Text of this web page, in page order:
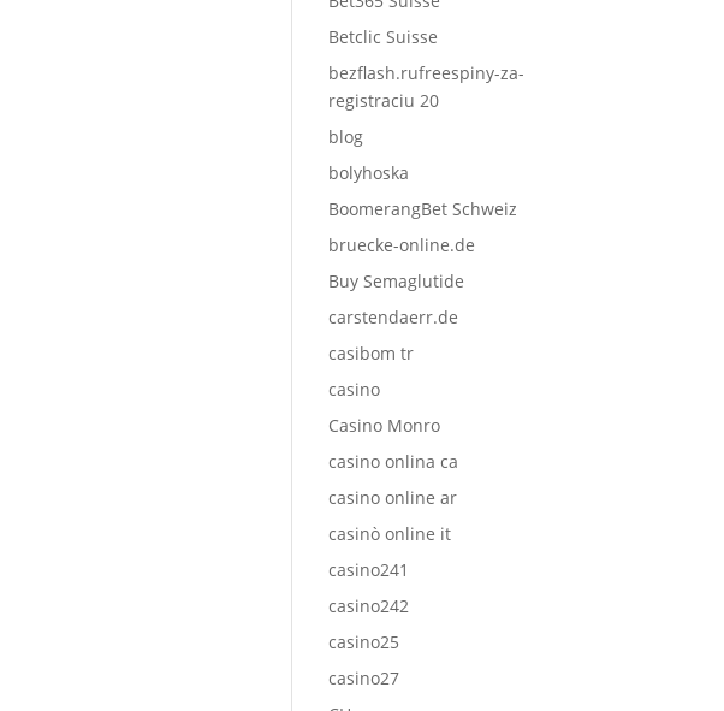
Betclic Suisse
bezflash.rufreespiny-za-
registraciu 20
blog
bolyhoska
BoomerangBet Schweiz
bruecke-online.de
Buy Semaglutide
carstendaerr.de
casibom tr
casino
Casino Monro
casino onlina ca
casino online ar
casinò online it
casino241
casino242
casino25
casino27